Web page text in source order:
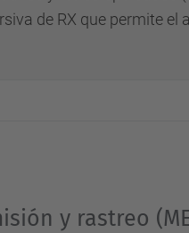
de RX que permite
y rastreo